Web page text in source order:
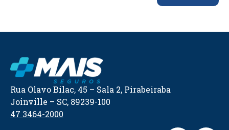
Rua Olavo Bilac, 45 – Sala 2, Pirabeiraba
Joinville – SC, 89239-100
47 3464-2000